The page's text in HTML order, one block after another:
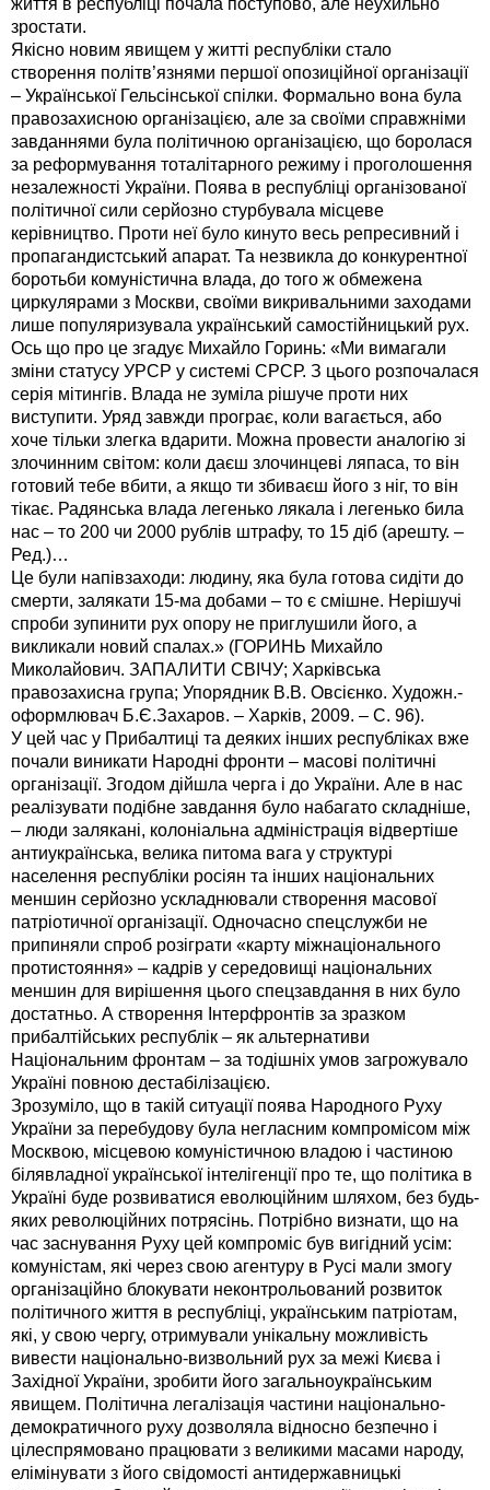
зростати.
Якісно новим явищем у житті республіки стало
створення політв’язнями першої опозиційної організації
– Української Гельсінської спілки. Формально вона була
правозахисною організацією, але за своїми справжніми
завданнями була політичною організацією, що боролася
за реформування тоталітарного режиму і проголошення
незалежності України. Поява в республіці організованої
політичної сили серйозно стурбувала місцеве
керівництво. Проти неї було кинуто весь репресивний і
пропагандистський апарат. Та незвикла до конкурентної
боротьби комуністична влада, до того ж обмежена
циркулярами з Москви, своїми викривальними заходами
лише популяризувала український самостійницький рух.
Ось що про це згадує Михайло Горинь: «Ми вимагали
зміни статусу УРСР у системі СРСР. З цього розпочалася
серія мітингів. Влада не зуміла рішуче проти них
виступити. Уряд завжди програє, коли вагається, або
хоче тільки злегка вдарити. Можна провести аналогію зі
злочинним світом: коли даєш злочинцеві ляпаса, то він
готовий тебе вбити, а якщо ти збиваєш його з ніг, то він
тікає. Радянська влада легенько лякала і легенько била
нас – то 200 чи 2000 рублів штрафу, то 15 діб (арешту. –
Ред.)…
Це були напівзаходи: людину, яка була готова сидіти до
смерти, залякати 15-ма добами – то є смішне. Нерішучі
спроби зупинити рух опору не приглушили його, а
викликали новий спалах.» (ГОРИНЬ Михайло
Миколайович. ЗАПАЛИТИ СВІЧУ; Харківська
правозахисна група; Упорядник В.В. Овсієнко. Художн.-
оформлювач Б.Є.Захаров. – Харків, 2009. – С. 96).
У цей час у Прибалтиці та деяких інших республіках вже
почали виникати Народні фронти – масові політичні
організації. Згодом дійшла черга і до України. Але в нас
реалізувати подібне завдання було набагато складніше,
– люди залякані, колоніальна адміністрація відвертіше
антиукраїнська, велика питома вага у структурі
населення республіки росіян та інших національних
меншин серйозно ускладнювали створення масової
патріотичної організації. Одночасно спецслужби не
припиняли спроб розіграти «карту міжнаціонального
протистояння» – кадрів у середовищі національних
меншин для вирішення цього спецзавдання в них було
достатньо. А створення Інтерфронтів за зразком
прибалтійських республік – як альтернативи
Національним фронтам – за тодішніх умов загрожувало
Україні повною дестабілізацією.
Зрозуміло, що в такій ситуації поява Народного Руху
України за перебудову була негласним компромісом між
Москвою, місцевою комуністичною владою і частиною
білявладної української інтелігенції про те, що політика в
Україні буде розвиватися еволюційним шляхом, без будь-
яких революційних потрясінь. Потрібно визнати, що на
час заснування Руху цей компроміс був вигідний усім:
комуністам, які через свою агентуру в Русі мали змогу
організаційно блокувати неконтрольований розвиток
політичного життя в республіці, українським патріотам,
які, у свою чергу, отримували унікальну можливість
вивести національно-визвольний рух за межі Києва і
Західної України, зробити його загальноукраїнським
явищем. Політична легалізація частини національно-
демократичного руху дозволяла відносно безпечно і
цілеспрямовано працювати з великими масами народу,
елімінувати з його свідомості антидержавницькі